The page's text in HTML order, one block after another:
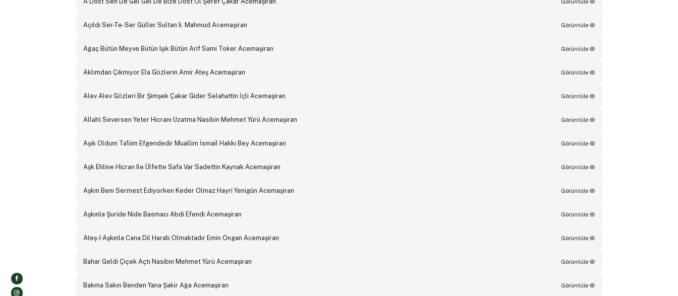
Açıldı Ser-Te-Ser Güller Sultan Ii. Mahmud Acemaşiran Görüntüle
Ağaç Bütün Meyve Bütün Işık Bütün Arif Sami Toker Acemaşiran Görüntüle
Aklımdan Çıkmıyor Ela Gözlerin Amir Ateş Acemaşiran Görüntüle
Alev Alev Gözleri Bir Şimşek Çakar Gider Selahattin İçli Acemaşiran Görüntüle
Allah'ı Seversen Yeter Hicranı Uzatma Nasibin Mehmet Yürü Acemaşiran Görüntüle
Aşık Oldum Ta'liim Efgendedir Muallim İsmail Hakkı Bey Acemaşiran Görüntüle
Aşk Ehline Hicran Ile Ülfette Safa Var Sadettin Kaynak Acemaşiran Görüntüle
Aşkın Beni Sermest Ediyorken Keder Olmaz Hayri Yenigün Acemaşiran Görüntüle
Aşkınla Şuride Nide Basmacı Abdi Efendi Acemaşiran Görüntüle
Ateş-I Aşkınla Cana Dil Harab Olmaktadır Emin Ongan Acemaşiran Görüntüle
Bahar Geldi Çiçek Açtı Nasibin Mehmet Yürü Acemaşiran Görüntüle
Bakma Sakın Benden Yana Şakir Ağa Acemaşiran Görüntüle